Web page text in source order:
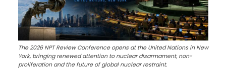
The 2026 NPT Review Conference opens at the United Nations in New
York, bringing renewed attention to nuclear disarmament, non-
proliferation and the future of global nuclear restraint.